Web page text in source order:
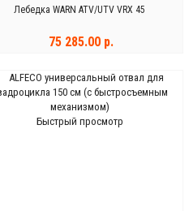
Лебедка WARN ATV/UTV VRX 45
75 285.00 р.
ЗАКОНЧИЛСЯ
Быстрый просмотр